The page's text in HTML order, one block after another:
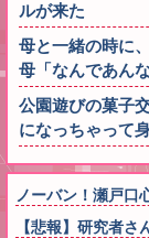
ルが来た
母と一緒の時に
母「なんであん
公園遊びの菓子
になっちゃって
ノーバン！瀬戸口
【悲報】研究者